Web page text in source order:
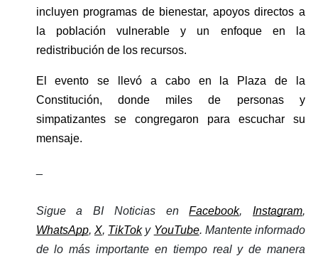
incluyen programas de bienestar, apoyos directos a
la población vulnerable y un enfoque en la
redistribución de los recursos.
El evento se llevó a cabo en la Plaza de la
Constitución, donde miles de personas y
simpatizantes se congregaron para escuchar su
mensaje.
Sigue a BI Noticias en Facebook, Instagram,
WhatsApp, X, TikTok y YouTube. Mantente informado
de lo más importante en tiempo real y de manera